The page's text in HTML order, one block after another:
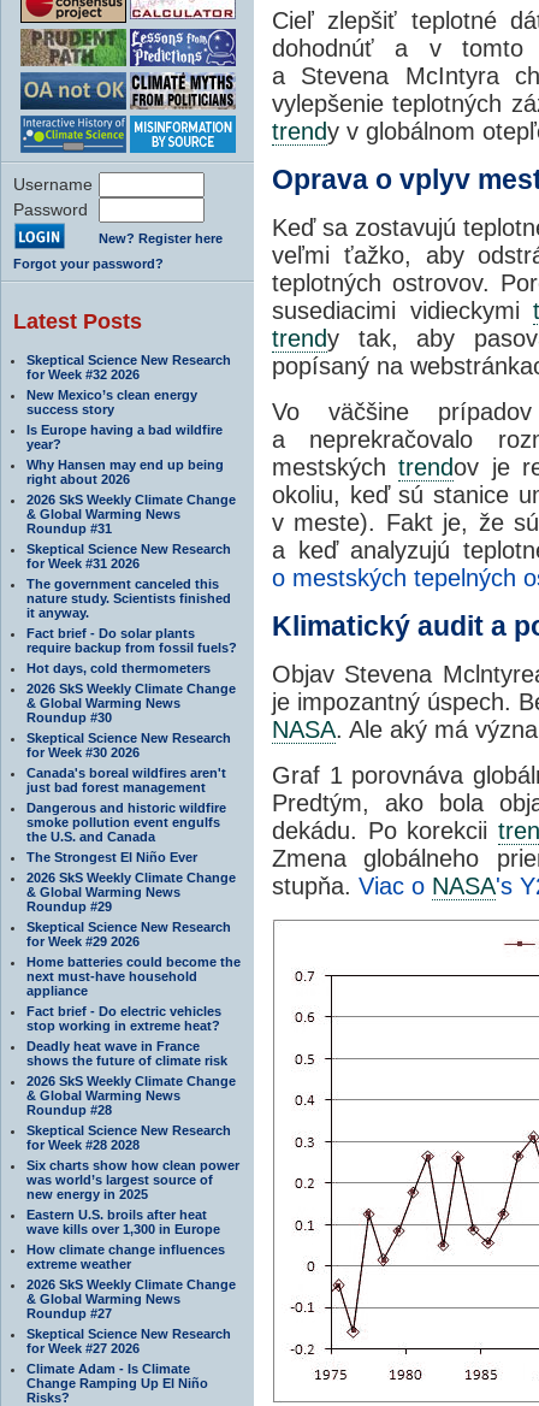
Username
Password
New? Register here
Forgot your password?
Latest Posts
Skeptical Science New Research
for Week #32 2026
New Mexico’s clean energy
success story
Is Europe having a bad wildfire
year?
Why Hansen may end up being
right about 2026
2026 SkS Weekly Climate Change
& Global Warming News
Roundup #31
Skeptical Science New Research
for Week #31 2026
The government canceled this
nature study. Scientists finished
it anyway.
Fact brief - Do solar plants
require backup from fossil fuels?
Hot days, cold thermometers
2026 SkS Weekly Climate Change
& Global Warming News
Roundup #30
Skeptical Science New Research
for Week #30 2026
Canada's boreal wildfires aren't
just bad forest management
Dangerous and historic wildfire
smoke pollution event engulfs
the U.S. and Canada
The Strongest El Niño Ever
2026 SkS Weekly Climate Change
& Global Warming News
Roundup #29
Skeptical Science New Research
for Week #29 2026
Home batteries could become the
next must-have household
appliance
Fact brief - Do electric vehicles
stop working in extreme heat?
Deadly heat wave in France
shows the future of climate risk
2026 SkS Weekly Climate Change
& Global Warming News
Roundup #28
Skeptical Science New Research
for Week #28 2028
Six charts show how clean power
was world’s largest source of
new energy in 2025
Eastern U.S. broils after heat
wave kills over 1,300 in Europe
How climate change influences
extreme weather
2026 SkS Weekly Climate Change
& Global Warming News
Roundup #27
Skeptical Science New Research
for Week #27 2026
Climate Adam - Is Climate
Change Ramping Up El Niño
Risks?
Cieľ zlepšiť teplotné
dohodnúť a v tomto
a Stevena McIntyra
vylepšenie teplotných
trendy v globálnom
Oprava o vplyv
Keď sa zostavujú
veľmi ťažko, aby
teplotných ostrovov.
susediacimi vidieckymi
trendy tak, aby
popísaný na
Vo väčšine
a neprekračovalo
mestskýchtrendov je
okoliu, keď sú stanice
v meste). Fakt je, že
a keď analyzujú
o mestských tepelných
Klimatický audit a
Objav Stevena
je impozantný úspech.
NASA. Ale aký má
Graf 1 porovnáva
Predtým, ako bola
dekádu. Po korekcii
Zmena globálneho
stupňa. Viac o NASA's